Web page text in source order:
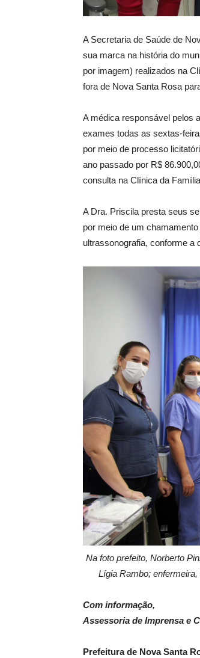
A Secretaria de Saúde de
sua marca na história do
por imagem) realizados na
fora de Nova Santa Rosa
A médica responsável pelos
exames todas as sextas-
por meio de processo
ano passado por R$
consulta na Clínica da
A Dra. Priscila presta seus
por meio de um
ultrassonografia, conforme a
Na foto prefeito, Norberto
Lígia Rambo;
Com informação,
Assessoria de Imprensa e
Prefeitura de Nova Santa